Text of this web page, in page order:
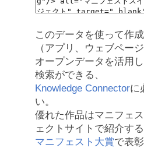
このデータを使って作
（アプリ、ウェブページ
オープンデータを活用
検索ができる、
Knowledge Connectorに
い。
優れた作品はマニフェ
ェクトサイトで紹介する
マニフェスト大賞で表